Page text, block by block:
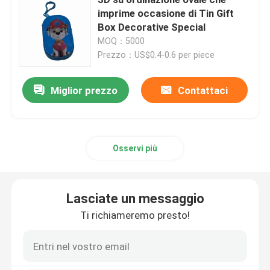
Candela Tin Can
Latte vuote del biscotto
imprime occasione di Tin Gift
Box Decorative Special
MOQ：5000
Prezzo：US$0.4-0.6 per piece
Miglior prezzo Contattaci
Osservi più
Lasciate un messaggio
Ti richiameremo presto!